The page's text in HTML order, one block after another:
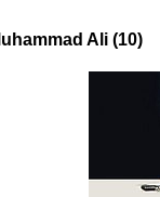
Ali (10)